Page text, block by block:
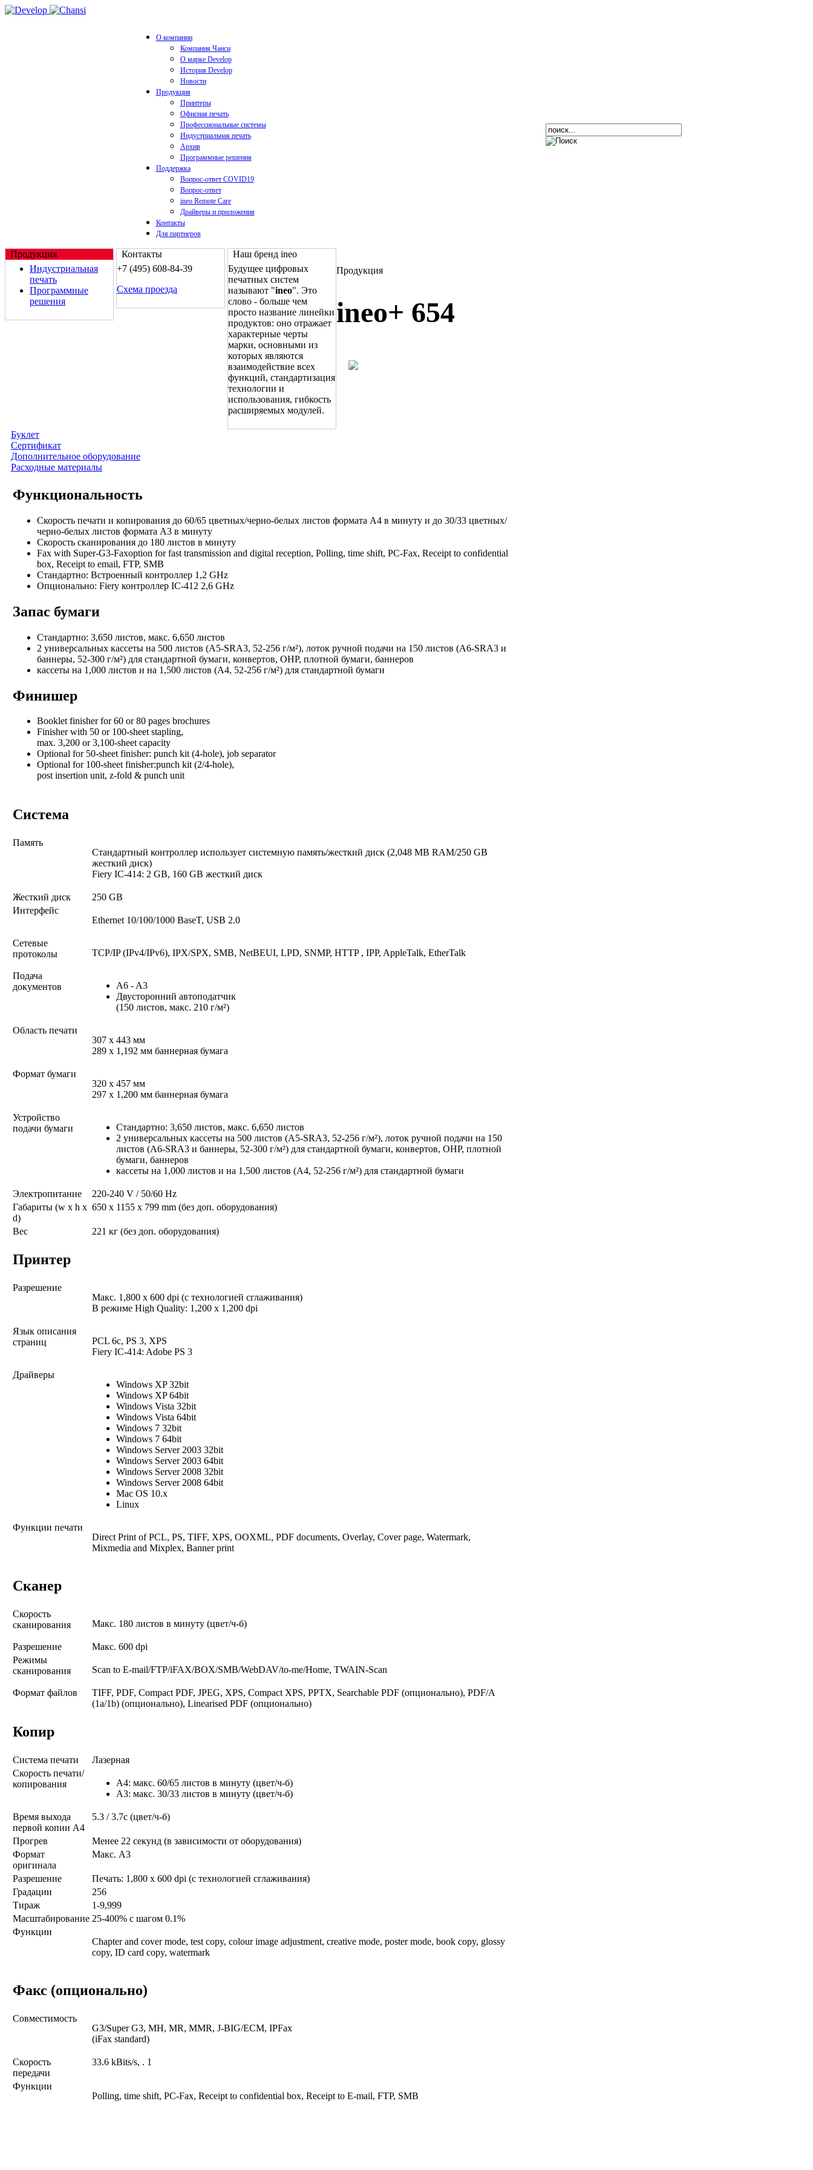
О компании
Компания Чанси
О марке Develop
История Develop
Новости
Продукция
Принтеры
Офисная печать
Профессиональные системы
Индустриальная печать
Архив
Программные решения
Поддержка
Вопрос-ответ COVID19
Вопрос-ответ
ineo Remote Care
Драйверы и приложения
Контакты
Для партнеров
Продукция
Индустриальная
печать
Программные
решения
Контакты
+7 (495) 608-84-39
Схема проезда
Наш бренд ineo
Будущее цифровых
печатных систем
называют "ineo". Это
слово - больше чем
просто название линейки
продуктов: оно отражает
характерные черты
марки, основными из
которых являются
взаимодействие всех
функций, стандартизация
технологии и
использования, гибкость
расширяемых модулей.
Продукция
ineo+ 654
Буклет
Сертификат
Дополнительное оборудование
Расходные материалы
Функциональность
Скорость печати и копирования до 60/65 цветных/черно-белых листов формата A4 в минуту и до 30/33 цветных/
черно-белых листов формата A3 в минуту
Скорость сканирования до 180 листов в минуту
Fax with Super-G3-Faxoption for fast transmission and digital reception, Polling, time shift, PC-Fax, Receipt to confidential
box, Receipt to email, FTP, SMB
Стандартно: Встроенный контроллер 1,2 GHz
Опционально: Fiery контроллер IC-412 2,6 GHz
Запас бумаги
Стандартно: 3,650 листов, макс. 6,650 листов
2 универсальных кассеты на 500 листов (A5-SRA3, 52-256 г/м²), лоток ручной подачи на 150 листов (A6-SRA3 и
баннеры, 52-300 г/м²) для стандартной бумаги, конвертов, OHP, плотной бумаги, баннеров
кассеты на 1,000 листов и на 1,500 листов (A4, 52-256 г/м²) для стандартной бумаги
Финишер
Booklet finisher for 60 or 80 pages brochures
Finisher with 50 or 100-sheet stapling,
max. 3,200 or 3,100-sheet capacity
Optional for 50-sheet finisher: punch kit (4-hole), job separator
Optional for 100-sheet finisher:punch kit (2/4-hole),
post insertion unit, z-fold & punch unit
Система
Память
Стандартный контроллер использует системную память/жесткий диск (2,048 MB RAM/250 GB
жесткий диск)
Fiery IC-414: 2 GB, 160 GB жесткий диск
Жесткий диск
250 GB
Интерфейс
Ethernet 10/100/1000 BaseT, USB 2.0
Сетевые
протоколы
TCP/IP (IPv4/IPv6), IPX/SPX, SMB, NetBEUI, LPD, SNMP, HTTP , IPP, AppleTalk, EtherTalk
Подача
документов
A6 - A3
Двусторонний автоподатчик
(150 листов, макс. 210 г/м²)
Область печати
307 x 443 мм
289 x 1,192 мм баннерная бумага
Формат бумаги
320 x 457 мм
297 x 1,200 мм баннерная бумага
Устройство
подачи бумаги
Стандартно: 3,650 листов, макс. 6,650 листов
2 универсальных кассеты на 500 листов (A5-SRA3, 52-256 г/м²), лоток ручной подачи на 150
листов (A6-SRA3 и баннеры, 52-300 г/м²) для стандартной бумаги, конвертов, OHP, плотной
бумаги, баннеров
кассеты на 1,000 листов и на 1,500 листов (A4, 52-256 г/м²) для стандартной бумаги
Электропитание
220-240 V / 50/60 Hz
Габариты (w x h x
d)
650 x 1155 x 799 mm (без доп. оборудования)
Вес 221 кг (без доп. оборудования)
Принтер
Разрешение
Макс. 1,800 x 600 dpi (с технологией сглаживания)
В режиме High Quality: 1,200 x 1,200 dpi
Язык описания
страниц
PCL 6c, PS 3, XPS
Fiery IC-414: Adobe PS 3
Драйверы
Windows XP 32bit
Windows XP 64bit
Windows Vista 32bit
Windows Vista 64bit
Windows 7 32bit
Windows 7 64bit
Windows Server 2003 32bit
Windows Server 2003 64bit
Windows Server 2008 32bit
Windows Server 2008 64bit
Mac OS 10.x
Linux
Функции печати
Direct Print of PCL, PS, TIFF, XPS, OOXML, PDF documents, Overlay, Cover page, Watermark,
Mixmedia and Mixplex, Banner print
Сканер
Скорость
сканирования
Макс. 180 листов в минуту (цвет/ч-б)
Разрешение
Макс. 600 dpi
Режимы
сканирования
Scan to E-mail/FTP/iFAX/BOX/SMB/WebDAV/to-me/Home, TWAIN-Scan
Формат файлов
TIFF, PDF, Compact PDF, JPEG, XPS, Compact XPS, PPTX, Searchable PDF (опционально), PDF/A
(1a/1b) (опционально), Linearised PDF (опционально)
Копир
Система печати
Лазерная
Скорость печати/
копирования
A4: макс. 60/65 листов в минуту (цвет/ч-б)
A3: макс. 30/33 листов в минуту (цвет/ч-б)
Время выхода
первой копии А4
5.3 / 3.7с (цвет/ч-б)
Прогрев
Менее 22 секунд (в зависимости от оборудования)
Формат
оригинала
Макс. A3
Разрешение
Печать: 1,800 x 600 dpi (с технологией сглаживания)
Градации
256
Тираж
1-9,999
Масштабирование 25-400% с шагом 0.1%
Функции
Chapter and cover mode, test copy, colour image adjustment, creative mode, poster mode, book copy, glossy
copy, ID card copy, watermark
Факс (опционально)
Совместимость
G3/Super G3, MH, MR, MMR, J-BIG/ECM, IPFax
(iFax standard)
Скорость
передачи
33.6 kBits/s, . 1
Функции
Polling, time shift, PC-Fax, Receipt to confidential box, Receipt to E-mail, FTP, SMB